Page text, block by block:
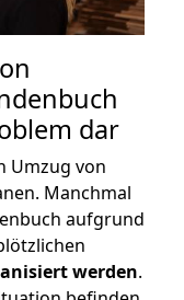
dar
Umzug von
Manchmal
aufgrund
werden.